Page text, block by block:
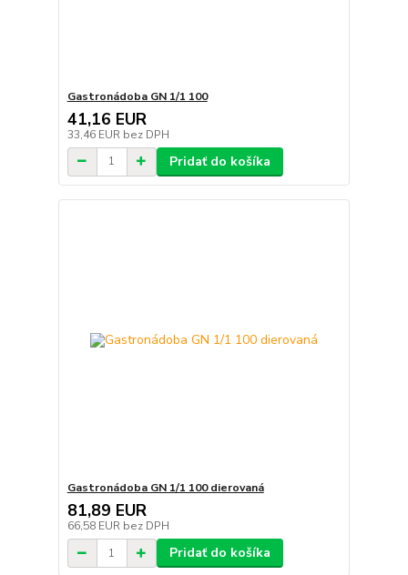
Gastronádoba GN 1/1 100
41,16 EUR
33,46 EUR bez DPH
Pridať do košíka
Gastronádoba GN 1/1 100 dierovaná
81,89 EUR
66,58 EUR bez DPH
Pridať do košíka